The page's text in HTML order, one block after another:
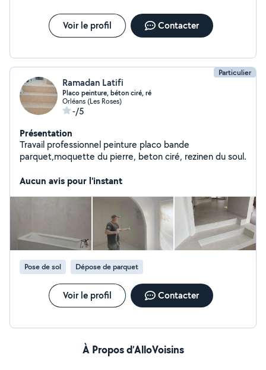
Voir le profil Contacter
Particulier
Ramadan Latifi
Placo peinture, béton ciré, ré
Orléans (Les Roses)
-/5
Présentation
Travail professionnel peinture placo bande
parquet,moquette du pierre, beton ciré, rezinen du soul.
Aucun avis pour l'instant
Pose de sol Dépose de parquet
Voir le profil Contacter
À Propos d’AlloVoisins